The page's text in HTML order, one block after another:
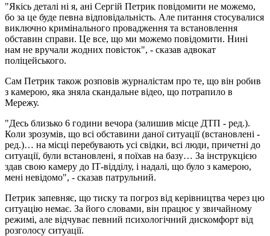
"Якісь деталі ні я, ані Сергій Петрик повідомити не можемо,
бо за це буде певна відповідальність. Але питання стосувалися
виключно кримінального провадження та встановлення
обставин справи. Це все, що ми можемо повідомити. Нині
нам не вручали жодних повісток", - сказав адвокат
поліцейського.
Сам Петрик також розповів журналістам про те, що він робив
з камерою, яка зняла скандальне відео, що потрапило в
Мережу.
"Десь близько 6 години вечора (залишив місце ДТП - ред.).
Коли зрозумів, що всі обставини даної ситуації (встановлені -
ред.)… на місці перебувають усі свідки, всі люди, причетні до
ситуації, були встановлені, я поїхав на базу… За інструкцією
здав свою камеру до ІТ-відділу, і надалі, що було з камерою,
мені невідомо", - сказав патрульний.
Петрик запевняє, що тиску та погроз від керівництва через цю
ситуацію немає. За його словами, він працює у звичайному
режимі, але відчуває певний психологічний дискомфорт від
розголосу ситуації.